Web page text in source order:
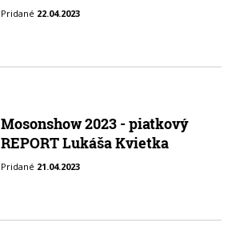
Pridané 22.04.2023
Mosonshow 2023 - piatkový
REPORT Lukáša Kvietka
Pridané 21.04.2023